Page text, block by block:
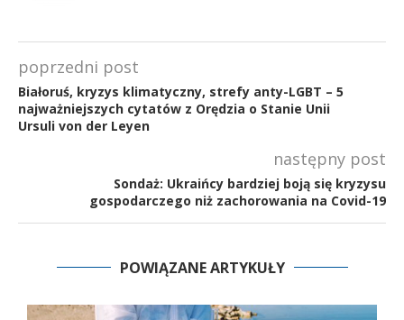
poprzedni post
Białoruś, kryzys klimatyczny, strefy anty-LGBT – 5
najważniejszych cytatów z Orędzia o Stanie Unii
Ursuli von der Leyen
następny post
Sondaż: Ukraińcy bardziej boją się kryzysu
gospodarczego niż zachorowania na Covid-19
POWIĄZANE ARTYKUŁY